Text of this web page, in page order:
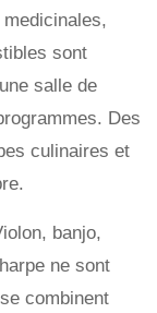
sont
salle de
Des
culinaires et
banjo,
ne sont
combinent